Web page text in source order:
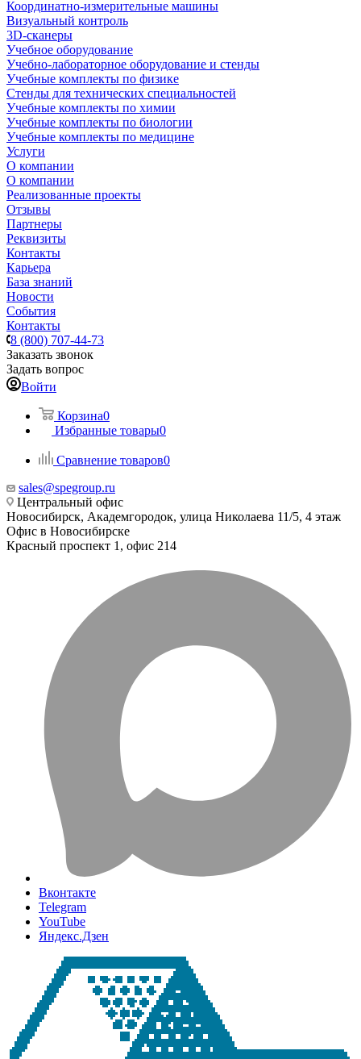
Координатно-измерительные машины
Визуальный контроль
3D-сканеры
Учебное оборудование
Учебно-лабораторное оборудование и стенды
Учебные комплекты по физике
Стенды для технических специальностей
Учебные комплекты по химии
Учебные комплекты по биологии
Учебные комплекты по медицине
Услуги
О компании
О компании
Реализованные проекты
Отзывы
Партнеры
Реквизиты
Контакты
Карьера
База знаний
Новости
События
Контакты
8 (800) 707-44-73
Заказать звонок
Задать вопрос
Войти
Корзина0
Избранные товары0
Сравнение товаров0
sales@spegroup.ru
Центральный офис
Новосибирск, Академгородок, улица Николаева 11/5, 4 этаж
Офис в Новосибирске
Красный проспект 1, офис 214
Вконтакте
Telegram
YouTube
Яндекс.Дзен